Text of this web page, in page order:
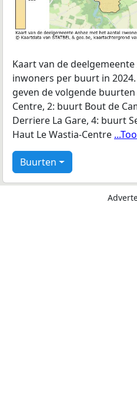
Kaart van de
inwoners per buurt in
geven de volgende
Centre, 2: buurt Bout de
Derriere La Gare, 4: buurt
Haut Le Wastia-Centre
Buurten